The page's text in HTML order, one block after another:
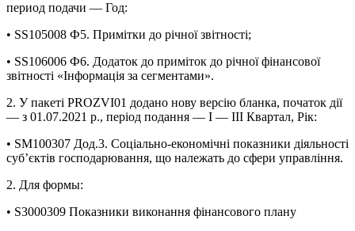
период подачи — Год:
• SS105008 Ф5. Примітки до річної звітності;
• SS106006 Ф6. Додаток до приміток до річної фінансової
звітності «Інформація за сегментами».
2. У пакеті PROZVI01 додано нову версію бланка, початок дії
— з 01.07.2021 р., період подання — І — ІІІ Квартал, Рік:
• SM100307 Дод.3. Соціально-економічні показники діяльності
суб’єктів господарювання, що належать до сфери управління.
2. Для формы:
• S3000309 Показники виконання фінансового плану